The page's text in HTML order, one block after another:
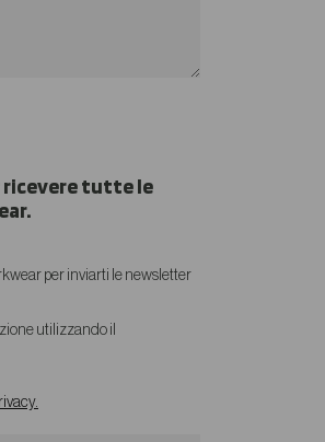
ricevere tutte le
per inviarti le newsletter
utilizzando il